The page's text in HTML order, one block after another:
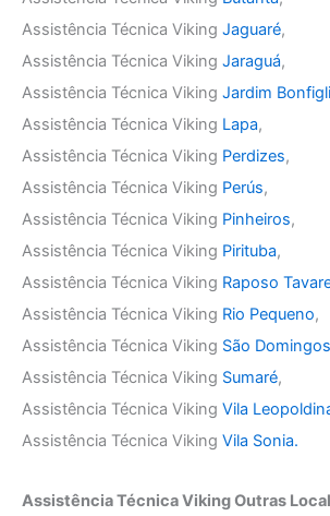
Assistência Técnica Viking Jaguaré,
Assistência Técnica Viking Jaraguá,
Assistência Técnica Viking Jardim
Assistência Técnica Viking Lapa,
Assistência Técnica Viking Perdizes,
Assistência Técnica Viking Perús,
Assistência Técnica Viking Pinheiros,
Assistência Técnica Viking Pirituba,
Assistência Técnica Viking Raposo
Assistência Técnica Viking Rio Pequeno,
Assistência Técnica Viking São Domingos
Assistência Técnica Viking Sumaré,
Assistência Técnica Viking Vila
Assistência Técnica Viking Vila Sonia.
Assistência Técnica Viking Outras